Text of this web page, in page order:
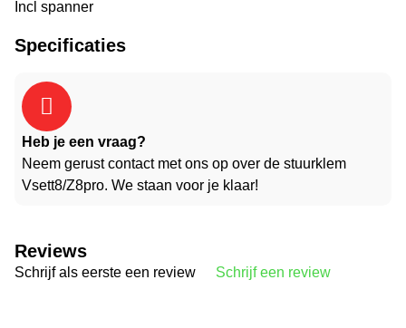
Incl spanner
Specificaties
Heb je een vraag?
Neem gerust contact met ons op over de stuurklem
Vsett8/Z8pro. We staan voor je klaar!
Reviews
Schrijf als eerste een review Schrijf een review